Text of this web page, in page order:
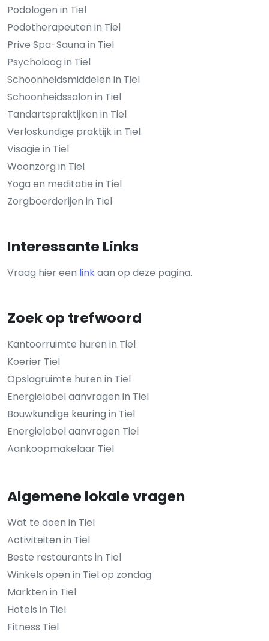
Podologen in Tiel
Podotherapeuten in Tiel
Prive Spa-Sauna in Tiel
Psycholoog in Tiel
Schoonheidsmiddelen in Tiel
Schoonheidssalon in Tiel
Tandartspraktijken in Tiel
Verloskundige praktijk in Tiel
Visagie in Tiel
Woonzorg in Tiel
Yoga en meditatie in Tiel
Zorgboerderijen in Tiel
Interessante Links
Vraag hier een linkaan op deze pagina.
Zoek op trefwoord
Kantoorruimte huren in Tiel
Koerier Tiel
Opslagruimte huren in Tiel
Energielabel aanvragen in Tiel
Bouwkundige keuring in Tiel
Energielabel aanvragen Tiel
Aankoopmakelaar Tiel
Algemene lokale vragen
Wat te doen in Tiel
Activiteiten in Tiel
Beste restaurants in Tiel
Winkels open in Tiel op zondag
Markten in Tiel
Hotels in Tiel
Fitness Tiel